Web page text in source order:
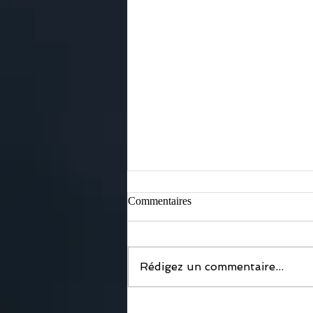
Commentaires
Rédigez un commentaire...